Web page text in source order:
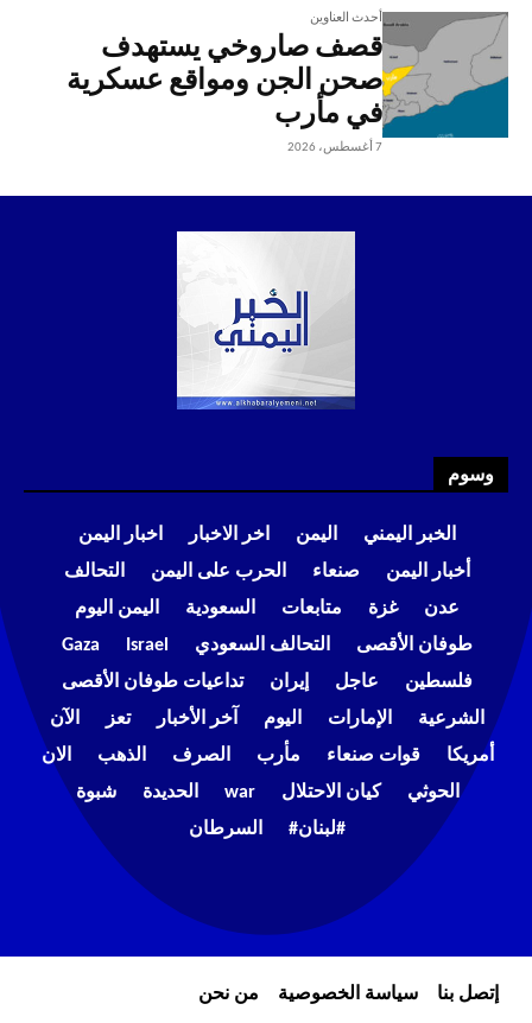
أحدث العناوين
قصف صاروخي يستهدف
صحن الجن ومواقع عسكرية
في مأرب
7 أغسطس، 2026
وسوم
الخبر اليمني اليمن اخر الاخبار
اخبار اليمن
أخبار اليمن
صنعاء الحرب على اليمن
التحالف
عدن
غزة متابعات السعودية
اليمن اليوم
طوفان الأقصى
التحالف السعودي Israel
Gaza
فلسطين
عاجل إيران
تداعيات طوفان الأقصى
الشرعية
الإمارات اليوم آخر الأخبار تعز
الآن
أمريكا
قوات صنعاء مأرب الصرف الذهب
الان
الحوثي
كيان الاحتلال war الحديدة
شبوة
#لبنان#
السرطان
إتصل بنا سياسة الخصوصية من نحن